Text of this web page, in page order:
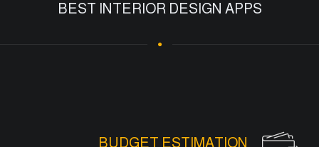
BEST INTERIOR DESIGN APPS
BUDGET ESTIMATION